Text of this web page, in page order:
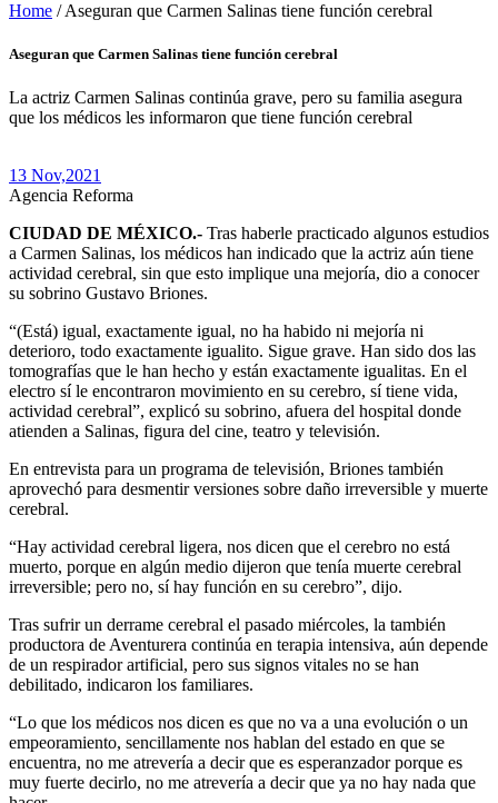
Home / Aseguran que Carmen Salinas tiene función cerebral
Aseguran que Carmen Salinas tiene función cerebral
La actriz Carmen Salinas continúa grave, pero su familia asegura
que los médicos les informaron que tiene función cerebral
13 Nov,2021
Agencia Reforma
CIUDAD DE MÉXICO.- Tras haberle practicado algunos estudios
a Carmen Salinas, los médicos han indicado que la actriz aún tiene
actividad cerebral, sin que esto implique una mejoría, dio a conocer
su sobrino Gustavo Briones.
“(Está) igual, exactamente igual, no ha habido ni mejoría ni
deterioro, todo exactamente igualito. Sigue grave. Han sido dos las
tomografías que le han hecho y están exactamente igualitas. En el
electro sí le encontraron movimiento en su cerebro, sí tiene vida,
actividad cerebral”, explicó su sobrino, afuera del hospital donde
atienden a Salinas, figura del cine, teatro y televisión.
En entrevista para un programa de televisión, Briones también
aprovechó para desmentir versiones sobre daño irreversible y muerte
cerebral.
“Hay actividad cerebral ligera, nos dicen que el cerebro no está
muerto, porque en algún medio dijeron que tenía muerte cerebral
irreversible; pero no, sí hay función en su cerebro”, dijo.
Tras sufrir un derrame cerebral el pasado miércoles, la también
productora de Aventurera continúa en terapia intensiva, aún depende
de un respirador artificial, pero sus signos vitales no se han
debilitado, indicaron los familiares.
“Lo que los médicos nos dicen es que no va a una evolución o un
empeoramiento, sencillamente nos hablan del estado en que se
encuentra, no me atrevería a decir que es esperanzador porque es
muy fuerte decirlo, no me atrevería a decir que ya no hay nada que